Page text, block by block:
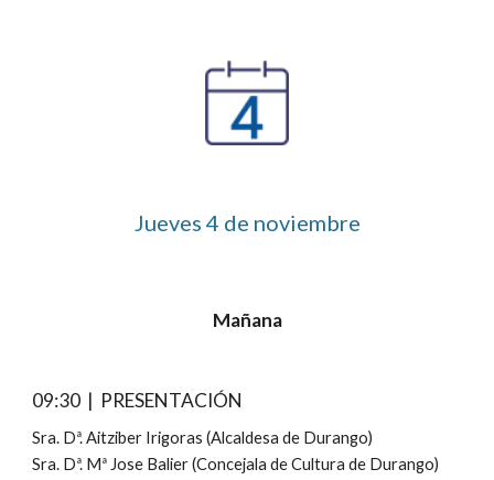
Jueves 4 de noviembre
Mañana
09:30  |  PRESENTACIÓN
Sra. Dª. Aitziber Irigoras (Alcaldesa de Durango)
Sra. Dª. Mª Jose Balier (Concejala de Cultura de Durango)